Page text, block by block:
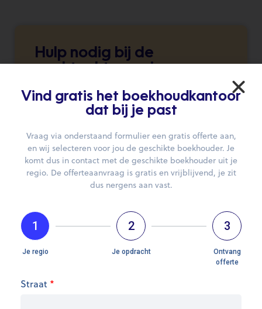
Hulp nodig bij de
zoektocht naar je
Wij brengen je graag in contact.
DIEN JE AANVRAAG IN
We hebben op dit moment geen informatie over
Vind gratis het boekhoudkantoor
dat bij je past
Vraag via onderstaand formulier een gratis offerte aan,
en wij selecteren voor jou de geschikte boekhouder. Je
komt dus in contact met de geschikte boekhouder uit je
regio. De offerteaanvraag is gratis en vrijblijvend, je zit
dus nergens aan vast.
1 2 3
Straat *